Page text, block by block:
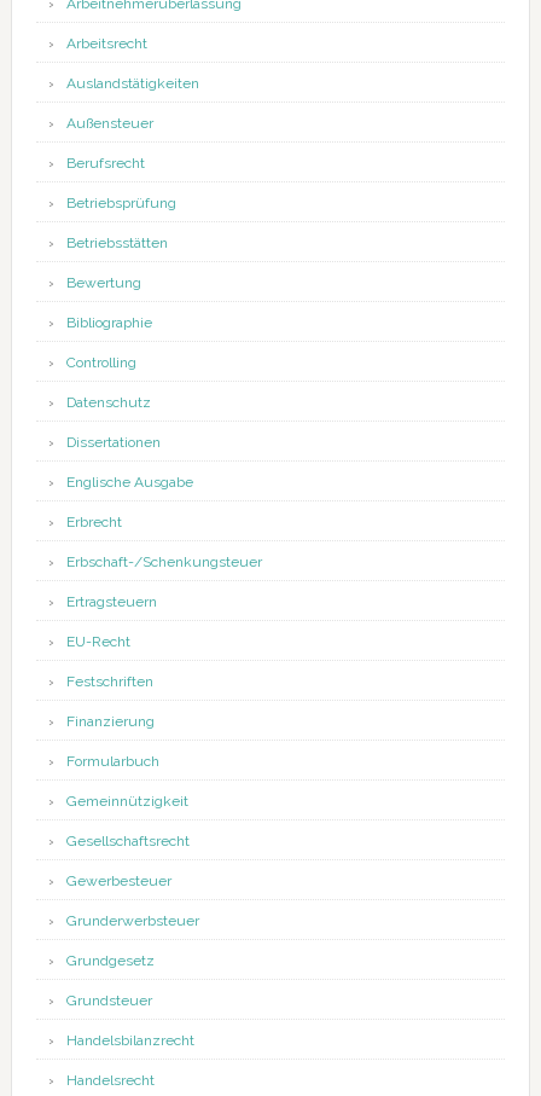
Arbeitnehmerüberlassung
Arbeitsrecht
Auslandstätigkeiten
Außensteuer
Berufsrecht
Betriebsprüfung
Betriebsstätten
Bewertung
Bibliographie
Controlling
Datenschutz
Dissertationen
Englische Ausgabe
Erbrecht
Erbschaft-/Schenkungsteuer
Ertragsteuern
EU-Recht
Festschriften
Finanzierung
Formularbuch
Gemeinnützigkeit
Gesellschaftsrecht
Gewerbesteuer
Grunderwerbsteuer
Grundgesetz
Grundsteuer
Handelsbilanzrecht
Handelsrecht